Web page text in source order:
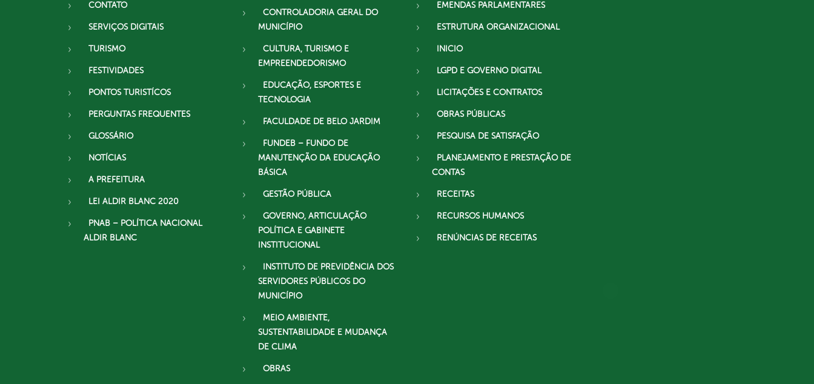
CONTATO
SERVIÇOS DIGITAIS
TURISMO
FESTIVIDADES
PONTOS TURISTÍCOS
PERGUNTAS FREQUENTES
GLOSSÁRIO
NOTÍCIAS
A PREFEITURA
LEI ALDIR BLANC 2020
PNAB – POLÍTICA NACIONAL
ALDIR BLANC
CONTROLADORIA GERAL DO
MUNICÍPIO
CULTURA, TURISMO E
EMPREENDEDORISMO
EDUCAÇÃO, ESPORTES E
TECNOLOGIA
FACULDADE DE BELO JARDIM
FUNDEB – FUNDO DE
MANUTENÇÃO DA EDUCAÇÃO
BÁSICA
GESTÃO PÚBLICA
GOVERNO, ARTICULAÇÃO
POLÍTICA E GABINETE
INSTITUCIONAL
INSTITUTO DE PREVIDÊNCIA DOS
SERVIDORES PÚBLICOS DO
MUNICÍPIO
MEIO AMBIENTE,
SUSTENTABILIDADE E MUDANÇA
DE CLIMA
OBRAS
EMENDAS PARLAMENTARES
ESTRUTURA ORGANIZACIONAL
INICIO
LGPD E GOVERNO DIGITAL
LICITAÇÕES E CONTRATOS
OBRAS PÚBLICAS
PESQUISA DE SATISFAÇÃO
PLANEJAMENTO E PRESTAÇÃO DE
CONTAS
RECEITAS
RECURSOS HUMANOS
RENÚNCIAS DE RECEITAS